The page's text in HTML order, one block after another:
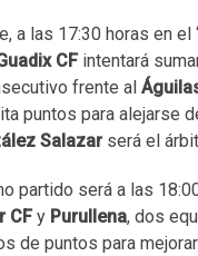
a las 17:30 horas en el
CFintentará
frente al
puntos para alejarse
Salazarserá el
partido será a las
CFy Purullena, dos
de puntos para